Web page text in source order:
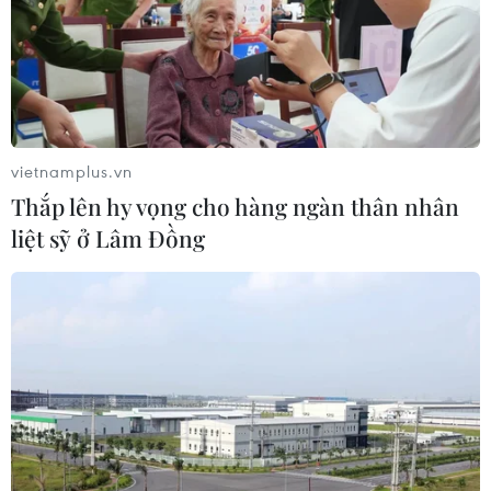
TIN LIÊN QUAN
vietnamplus.vn
Thắp lên hy vọng cho hàng ngàn thân nhân
liệt sỹ ở Lâm Đồng